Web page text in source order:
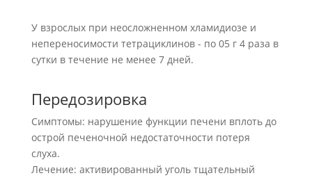
У взрослых при неосложненном хламидиозе и
непереносимости тетрациклинов - по 05 г 4 раза в
сутки в течение не менее 7 дней.
Передозировка
Симптомы: нарушение функции печени вплоть до
острой печеночной недостаточности потеря
слуха.
Лечение: активированный уголь тщательный